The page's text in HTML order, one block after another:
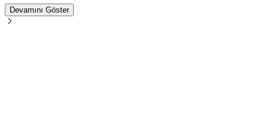
Devamını Göster